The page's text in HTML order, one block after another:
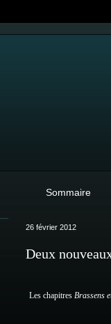
Sommaire
26 février 2012
Deux
Les chapitres Brassens